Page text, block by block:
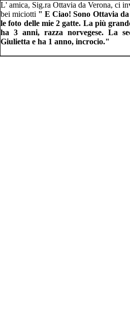
L' amica, Sig.ra Ottavia da Verona, ci
bei miciotti " E Ciao! Sono Ottavia
le foto delle mie 2 gatte. La più
ha 3 anni, razza norvegese. La
Giulietta e ha 1 anno, incrocio."